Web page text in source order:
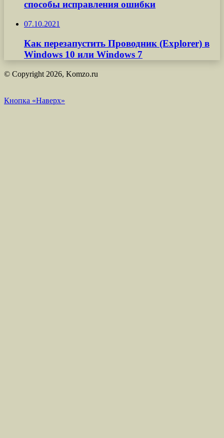
способы исправления ошибки
07.10.2021
Как перезапустить Проводник (Explorer) в
Windows 10 или Windows 7
© Copyright 2026, Komzo.ru
Кнопка «Наверх»